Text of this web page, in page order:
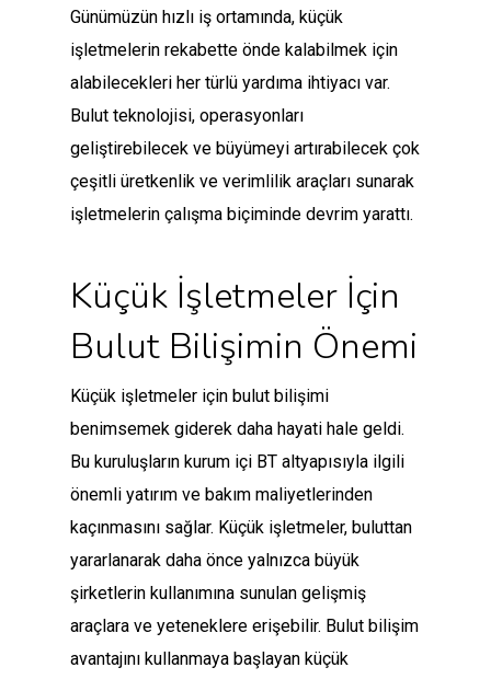
Günümüzün hızlı iş ortamında, küçük
işletmelerin rekabette önde kalabilmek için
alabilecekleri her türlü yardıma ihtiyacı var.
Bulut teknolojisi, operasyonları
geliştirebilecek ve büyümeyi artırabilecek çok
çeşitli üretkenlik ve verimlilik araçları sunarak
işletmelerin çalışma biçiminde devrim yarattı.
Küçük İşletmeler İçin
Bulut Bilişimin Önemi
Küçük işletmeler için bulut bilişimi
benimsemek giderek daha hayati hale geldi.
Bu kuruluşların kurum içi BT altyapısıyla ilgili
önemli yatırım ve bakım maliyetlerinden
kaçınmasını sağlar. Küçük işletmeler, buluttan
yararlanarak daha önce yalnızca büyük
şirketlerin kullanımına sunulan gelişmiş
araçlara ve yeteneklere erişebilir. Bulut bilişim
avantajını kullanmaya başlayan küçük